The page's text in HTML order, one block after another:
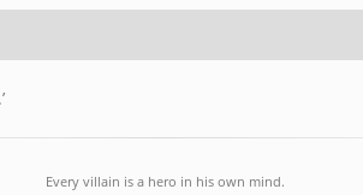
Every villain is a hero in his own mind.